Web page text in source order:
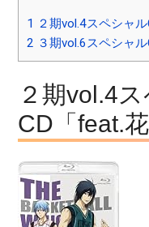
1 ２期vol.4スペシャ
2 ３期vol.6スペシャ
２期vol.4
CD「feat.花